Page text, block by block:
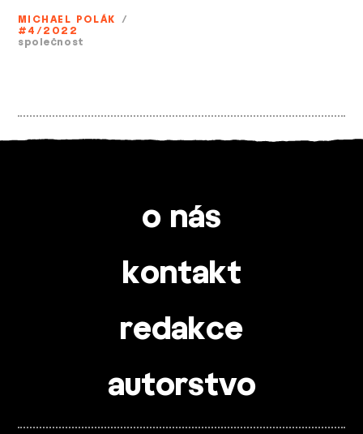
MICHAEL POLÁK /
#4/2022
společnost
o nás
kontakt
redakce
autorstvo